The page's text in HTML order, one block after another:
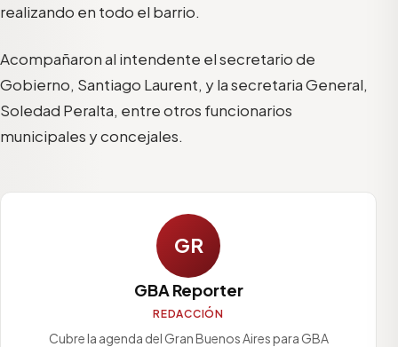
realizando en todo el barrio.
Acompañaron al intendente el secretario de
Gobierno, Santiago Laurent, y la secretaria General,
Soledad Peralta, entre otros funcionarios
municipales y concejales.
GR
GBA Reporter
REDACCIÓN
Cubre la agenda del Gran Buenos Aires para GBA